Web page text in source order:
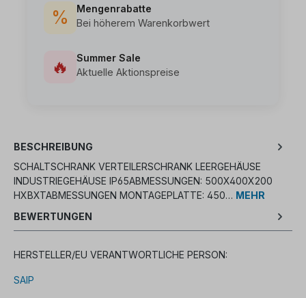
%
Mengenrabatte
Bei höherem Warenkorbwert
🔥
Summer Sale
Aktuelle Aktionspreise
BESCHREIBUNG
SCHALTSCHRANK VERTEILERSCHRANK LEERGEHÄUSE
INDUSTRIEGEHÄUSE IP65ABMESSUNGEN: 500X400X200
HXBXTABMESSUNGEN MONTAGEPLATTE: 450… MEHR
BEWERTUNGEN
HERSTELLER/EU VERANTWORTLICHE PERSON:
SAIP